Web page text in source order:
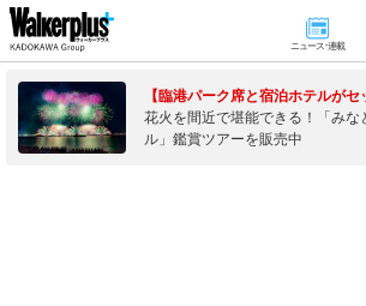
ニュース･連載
【臨港パーク席と宿泊ホテルがセ
花火を間近で堪能できる！「みな
ル」鑑賞ツアーを販売中